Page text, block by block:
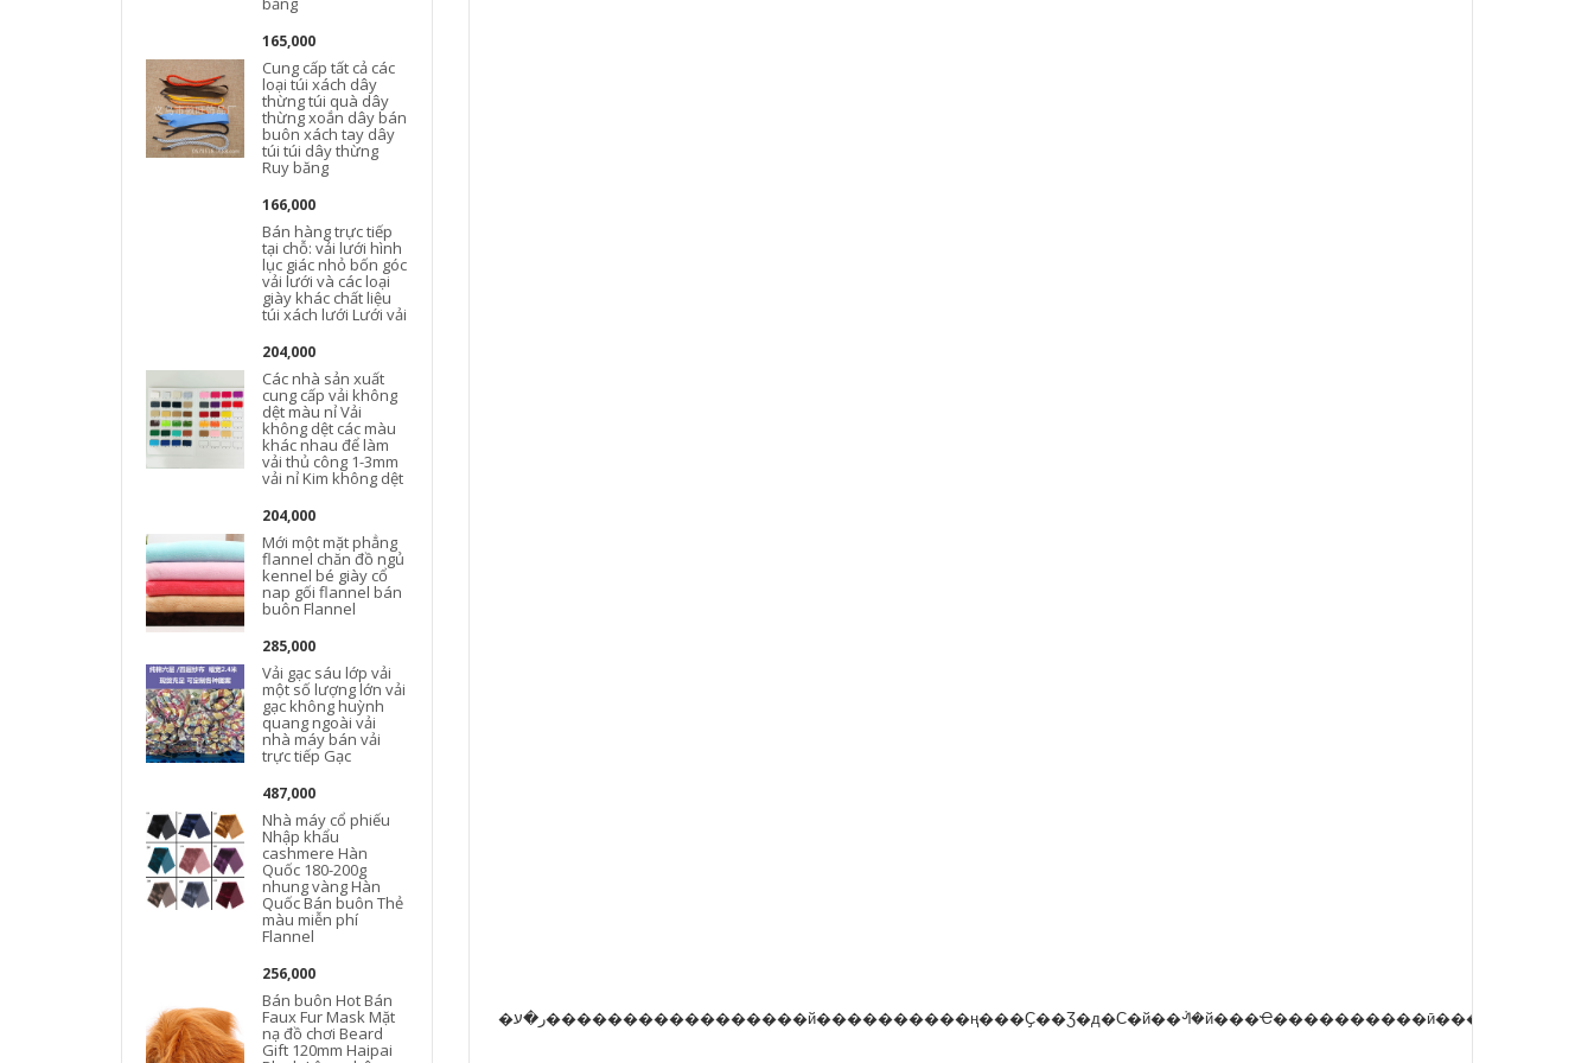
165,000
Cung cấp tất cả các
loại túi xách dây
thừng túi quà dây
thừng xoắn dây bán
buôn xách tay dây
túi túi dây thừng
Ruy băng
166,000
Bán hàng trực tiếp
tại chỗ: vải lưới hình
lục giác nhỏ bốn góc
vải lưới và các loại
giày khác chất liệu
túi xách lưới Lưới vải
204,000
Các nhà sản xuất
cung cấp vải không
dệt màu nỉ Vải
không dệt các màu
khác nhau để làm
vải thủ công 1-3mm
vải nỉ Kim không dệt
204,000
Mới một mặt phẳng
flannel chăn đồ ngủ
kennel bé giày cổ
nap gối flannel bán
buôn Flannel
285,000
Vải gạc sáu lớp vải
một số lượng lớn vải
gạc không huỳnh
quang ngoài vải
nhà máy bán vải
trực tiếp Gạc
487,000
Nhà máy cổ phiếu
Nhập khẩu
cashmere Hàn
Quốc 180-200g
nhung vàng Hàn
Quốc Bán buôn Thẻ
màu miễn phí
Flannel
256,000
Bán buôn Hot Bán
Faux Fur Mask Mặt
nạ đồ chơi Beard
Gift 120mm Haipai